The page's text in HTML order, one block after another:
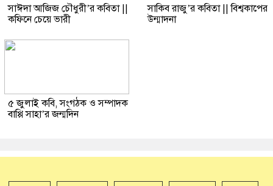
সাঈদা আজিজ চৌধুরী’র কবিতা ||
কফিনে চেয়ে ভারী
সাকিব রাজু’র কবিতা || বিশ্বকাপের
উন্মাদনা
৫ জুলাই কবি, সংগঠক ও সম্পাদক
বাপ্পি সাহা’র জন্মদিন